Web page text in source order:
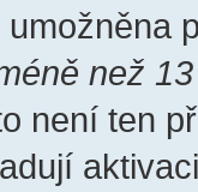
než
není ten